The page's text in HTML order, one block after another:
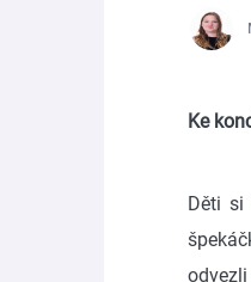
Ke
Děti si